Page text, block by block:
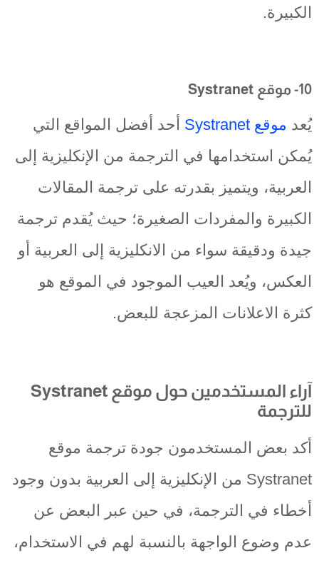
الكبيرة.
10- موقع Systranet
يُعدموقع Systranet
أحد أفضل المواقع التي
يُمكن استخدامها في الترجمة من الإنكليزية إلى
العربية، ويتميز بقدرته على ترجمة المقالات
الكبيرة والمفردات الصغيرة؛ حيث يُقدم ترجمة
جيدة ودقيقة سواء من الانكليزية إلى العربية أو
العكس، ويُعد العيب الموجود في الموقع هو
كثرة الاعلانات المزعجة للبعض.
آراء المستخدمين حول موقع Systranet
للترجمة
أكد بعض المستخدمون جودة ترجمة موقع
Systranet من الإنكليزية إلى العربية بدون وجود
أخطاء في الترجمة، في حين عبر البعض عن
عدم وضوع الواجهة بالنسبة لهم في الاستخدام،